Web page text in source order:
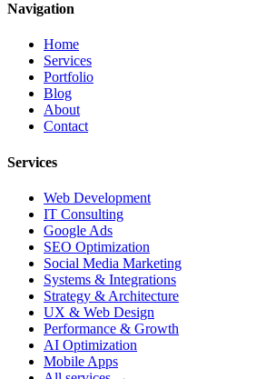
Navigation
Home
Services
Portfolio
Blog
About
Contact
Services
Web Development
IT Consulting
Google Ads
SEO Optimization
Social Media Marketing
Systems & Integrations
Strategy & Architecture
UX & Web Design
Performance & Growth
AI Optimization
Mobile Apps